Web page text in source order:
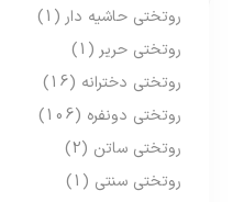
روتختی حاشیه دار (1)
روتختی حریر (1)
روتختی دخترانه (16)
روتختی دونفره (106)
روتختی ساتن (2)
روتختی سنتی (1)